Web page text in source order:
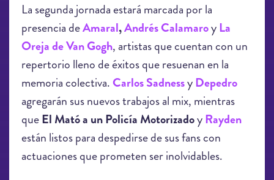
La segunda jornada estará marcada por la
presencia deAmaral,Andrés CalamaroyLa
Oreja de Van Gogh, artistas que cuentan con un
repertorio lleno de éxitos que resuenan en la
memoria colectiva.Carlos SadnessyDepedro
agregarán sus nuevos trabajos al mix, mientras
queEl Mató a un Policía MotorizadoyRayden
están listos para despedirse de sus fans con
actuaciones que prometen ser inolvidables.